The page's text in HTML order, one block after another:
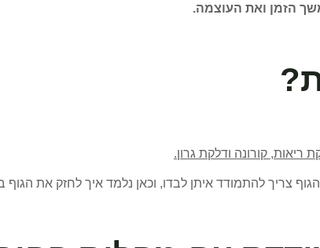
הזמן ואת העוצמה.
קורונה ודלקת גרון.
צריך להתמודד איתן לבדו, וכאן נלמד איך לחזק את